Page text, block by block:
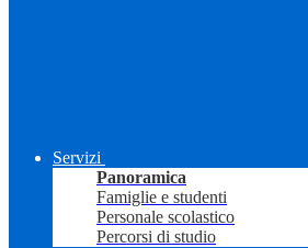
Servizi
Panoramica
Famiglie e studenti
Personale scolastico
Percorsi di studio